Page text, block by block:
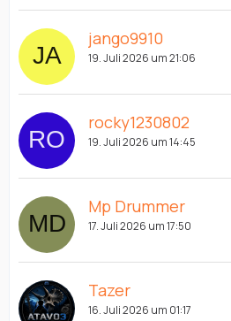
jango9910
19. Juli 2026 um 21:06
rocky1230802
19. Juli 2026 um 14:45
Mp Drummer
17. Juli 2026 um 17:50
Tazer
16. Juli 2026 um 01:17